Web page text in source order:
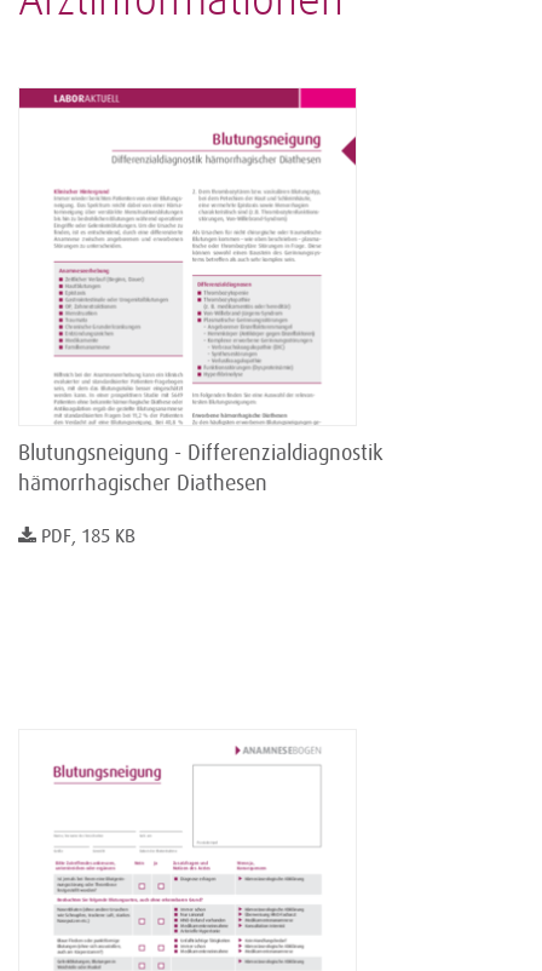
Blutungsneigung - Differenzialdiagnostik
hämorrhagischer Diathesen
PDF, 185 KB